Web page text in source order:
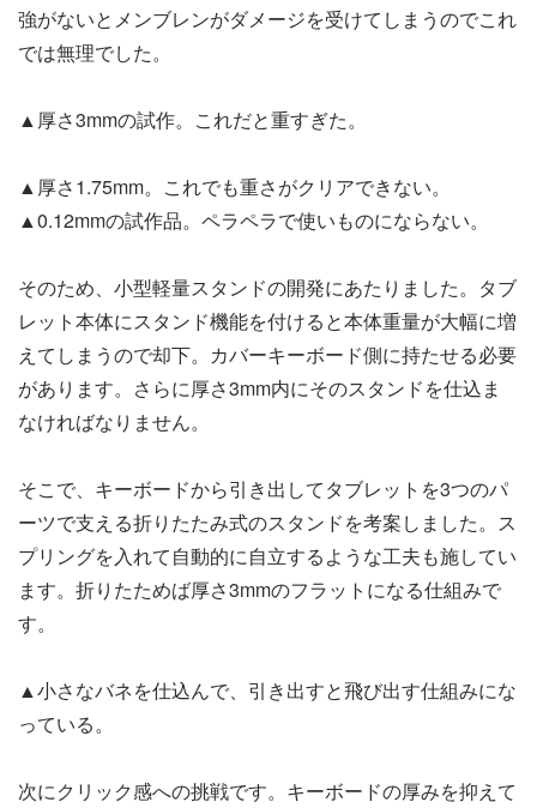
強がないとメンブレンがダメージを受けてしまうのでこれ
では無理でした。
▲厚さ3mmの試作。これだと重すぎた。​
▲厚さ1.75mm。これでも重さがクリアできない。
▲0.12mmの試作品。ペラペラで使いものにならない。
そのため、小型軽量スタンドの開発にあたりました。タブ
レット本体にスタンド機能を付けると本体重量が大幅に増
えてしまうので却下。カバーキーボード側に持たせる必要
があります。さらに厚さ3mm内にそのスタンドを仕込ま
なければなりません。
そこで、キーボードから引き出してタブレットを3つのパ
ーツで支える折りたたみ式のスタンドを考案しました。ス
プリングを入れて自動的に自立するような工夫も施してい
ます。折りたためば厚さ3mmのフラットになる仕組みで
す。
▲小さなバネを仕込んで、引き出すと飛び出す仕組みにな
っている。​
次にクリック感への挑戦です。キーボードの厚みを抑えて